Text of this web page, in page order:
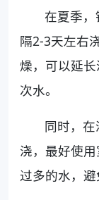
在夏季
隔2-3天左右
燥，可以延
次水。
同时，
浇，最好使
过多的水，避